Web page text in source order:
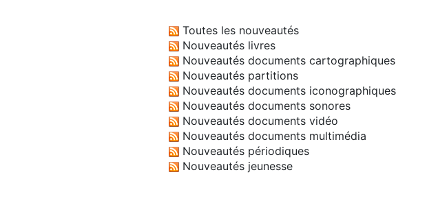
Toutes les nouveautés
Nouveautés livres
Nouveautés documents cartographiques
Nouveautés partitions
Nouveautés documents iconographiques
Nouveautés documents sonores
Nouveautés documents vidéo
Nouveautés documents multimédia
Nouveautés périodiques
Nouveautés jeunesse